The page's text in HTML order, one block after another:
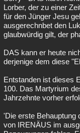
Lorber, der zu einer
für den Jünger Jesu
ausgerechnbet den
glaubwürdig gilt, der
DAS kann er heute
derjenige dem diese
Entstanden ist dieses
100. Das Martyrium
Jahrzehnte vorher
'Die erste Behauptung
von IRENÄUS im